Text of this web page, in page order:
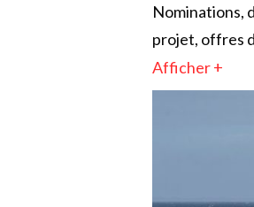
Nominations,
projet, offres
Afficher +